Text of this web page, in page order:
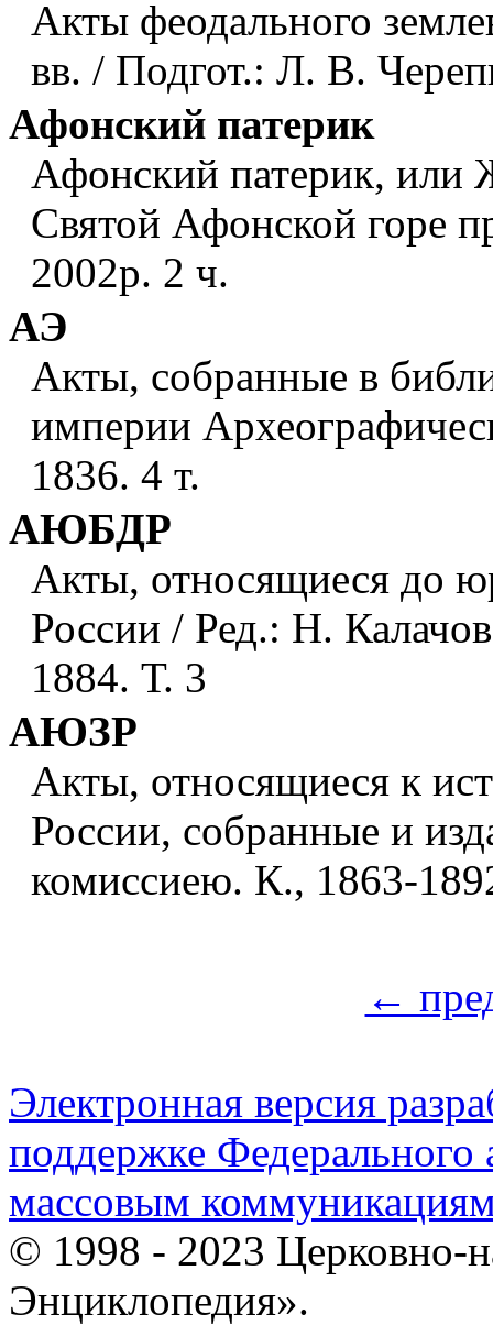
Акты феодального
вв. / Подгот.: Л. В.
Афонский патерик
Афонский патерик, или
Святой Афонской горе
2002р. 2 ч.
АЭ
Акты, собранные в
империи
1836. 4 т.
АЮБДР
Акты, относящиеся до
России / Ред.: Н.
1884. Т. 3
АЮЗР
Акты, относящиеся к
России, собранные и
комиссиею. К., 1863-
←
Электронная версия
поддержке Федерального
массовым
© 1998 - 2023 Церковно-
Энциклопедия».